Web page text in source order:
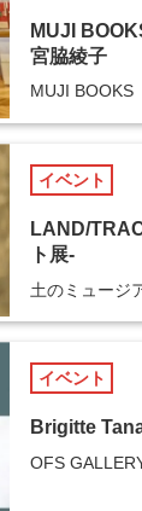
MUJI
宮脇綾子
MUJI BOOKS
イベント
LAND/
ト展-
土のミュージ
イベント
Brigitte
OFS